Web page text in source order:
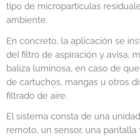
tipo de micropartículas
ambiente.
En concreto, la aplicación se
del filtro de aspiración y avisa,
baliza luminosa, en caso de
de cartuchos, mangas u otros
filtrado de aire.
El sistema consta de una
remoto, un sensor, una pantalla